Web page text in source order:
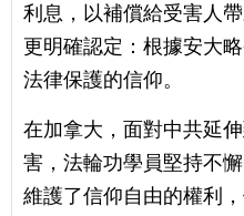
利息，以補償給受害人
更明確認定：根據安大
法律保護的信仰。
在加拿大，面對中共延
害，法輪功學員堅持不
維護了信仰自由的權利